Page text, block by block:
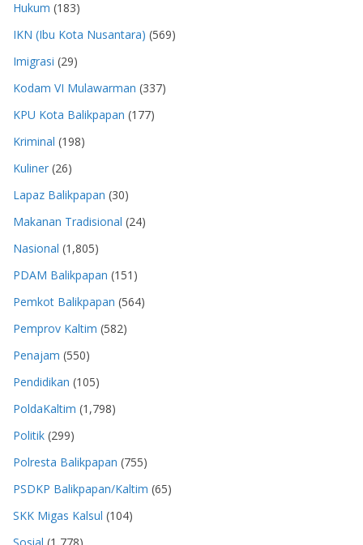
Hukum (183)
IKN (Ibu Kota Nusantara) (569)
Imigrasi (29)
Kodam VI Mulawarman (337)
KPU Kota Balikpapan (177)
Kriminal (198)
Kuliner (26)
Lapaz Balikpapan (30)
Makanan Tradisional (24)
Nasional (1,805)
PDAM Balikpapan (151)
Pemkot Balikpapan (564)
Pemprov Kaltim (582)
Penajam (550)
Pendidikan (105)
PoldaKaltim (1,798)
Politik (299)
Polresta Balikpapan (755)
PSDKP Balikpapan/Kaltim (65)
SKK Migas Kalsul (104)
Sosial (1,778)